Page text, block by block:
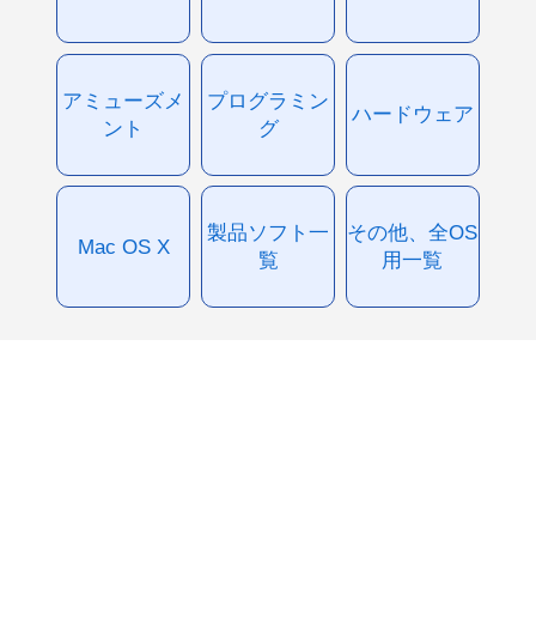
アミューズメ
ント
プログラミン
グ
ハードウェア
Mac OS X
製品ソフト一
覧
その他、全OS
用一覧